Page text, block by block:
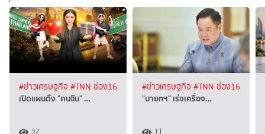
#ข่าวเศรษฐกิจ #TNN ช่อง16
เปิดแผนดึง "คนจีน" …
32
#ข่าวเศรษฐกิจ #TNN ช่อง16
"นายกฯ" เร่งเครื่อง…
11